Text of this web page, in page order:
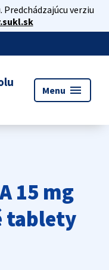
verziu
Menu menu
15 mg
tablety